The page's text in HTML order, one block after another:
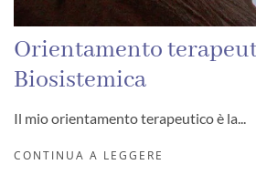
Orientamento
Biosistemica
Il mio orientamento terapeutico è la...
CONTINUA A LEGGERE